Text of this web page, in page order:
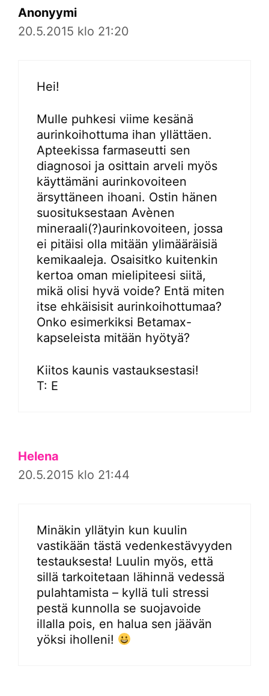
Anonyymi
20.5.2015 klo 21:20
Hei!
Mulle puhkesi viime kesänä
aurinkoihottuma ihan yllättäen.
Apteekissa farmaseutti sen
diagnosoi ja osittain arveli myös
käyttämäni aurinkovoiteen
ärsyttäneen ihoani. Ostin hänen
suosituksestaan Avènen
mineraali(?)aurinkovoiteen, jossa
ei pitäisi olla mitään ylimääräisiä
kemikaaleja. Osaisitko kuitenkin
kertoa oman mielipiteesi siitä,
mikä olisi hyvä voide? Entä miten
itse ehkäisisit aurinkoihottumaa?
Onko esimerkiksi Betamax-
kapseleista mitään hyötyä?
Kiitos kaunis vastauksestasi!
T: E
Helena
20.5.2015 klo 21:44
Minäkin yllätyin kun kuulin
vastikään tästä vedenkestävyyden
testauksesta! Luulin myös, että
sillä tarkoitetaan lähinnä vedessä
pulahtamista – kyllä tuli stressi
pestä kunnolla se suojavoide
illalla pois, en halua sen jäävän
yöksi iholleni!